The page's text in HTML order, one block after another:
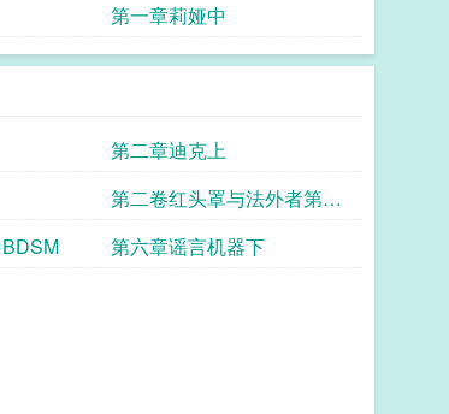
（p52后），又被我魔改了一些。本
谈过恋爱。迪克和海伦娜（女猎手）一
克分手后和罗伊交往。提姆和一个普通
文ao3，两日一搬运（北京时间晚9点）
让我加快更新。本文免费，为防盗文，
辆车插入前文中，会在最新章节里通
出不足之处。欢迎蝙蝠家粉丝来勾搭
库乙女，科莉乙女，星火乙女，蝙蝠家
第一章莉娅中
第二章迪克上
第二卷红头罩与法外者第五
章东区夜店
第六章谣言机器下